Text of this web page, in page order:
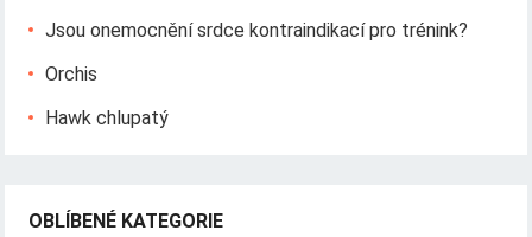
Jsou onemocnění srdce kontraindikací pro trénink?
Orchis
Hawk chlupatý
OBLÍBENÉ KATEGORIE